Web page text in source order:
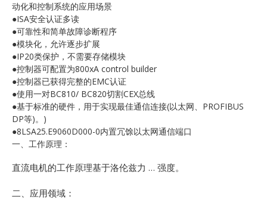
动化和控制系统的应用场景
●ISA安全认证多读
●可靠性和简单故障诊断程序
●模块化，允许逐步扩展
●IP20类保护，不需要存储模块
●控制器可配置为800xA control builder
●控制器已获得完整的EMC认证
●使用一对BC810/ BC820切割CEX总线
●基于标准的硬件，用于实现最佳通信连接(以太网、PROFIBUS
DP等)。)
●8LSA25.E9060D000-0内置冗馀以太网通信端口
一、工作原理：
直流电机的工作原理基于洛伦兹力 … 强度。
二、应用领域：